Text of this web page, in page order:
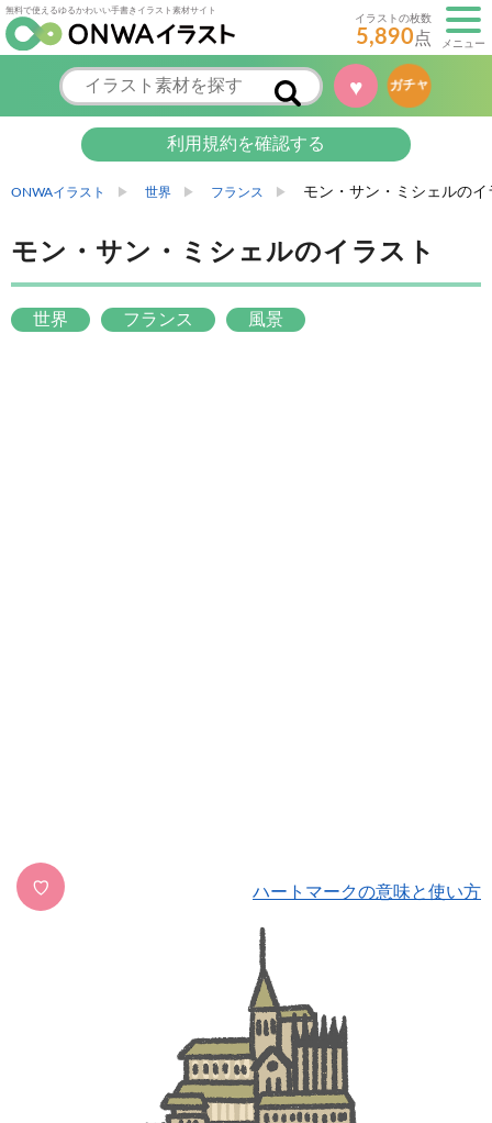
無料で使えるゆるかわいい手書きイラスト素材サイト
イラストの枚数
5,890点 メニュー
♥ ガチャ
利用規約を確認する
ONWAイラスト 世界 フランス モン・サン・ミシェルのイ
モン・サン・ミシェルのイラスト
世界 フランス 風景
♡ ハートマークの意味と使い方